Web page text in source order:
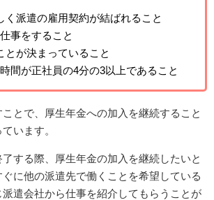
く派遣の雇用契約が結ばれること
事をすること
とが決まっていること
間が正社員の4分の3以上であること
とで、厚生年金への加入を継続すること
います。
する際、厚生年金の加入を継続したいと
に他の派遣先で働くことを希望している
遣会社から仕事を紹介してもらうことが